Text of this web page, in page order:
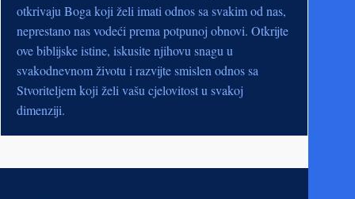
otkrivaju Boga koji želi imati odnos sa svakim od nas,
neprestano nas vodeći prema potpunoj obnovi. Otkrijte
ove biblijske istine, iskusite njihovu snagu u
svakodnevnom životu i razvijte smislen odnos sa
Stvoriteljem koji želi vašu cjelovitost u svakoj
dimenziji.